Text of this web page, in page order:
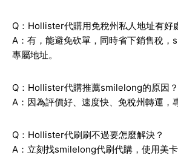
Q：Hollister代購用免稅州私人地址有好
A：有，能避免砍單，同時省下銷售稅
專屬地址。
Q：Hollister代購推薦smilelong的原因？
A：因為評價好、速度快、免稅州轉運，
Q：Hollister代刷刷不過要怎麼解決？
A：立刻找smilelong代刷代購，使用美